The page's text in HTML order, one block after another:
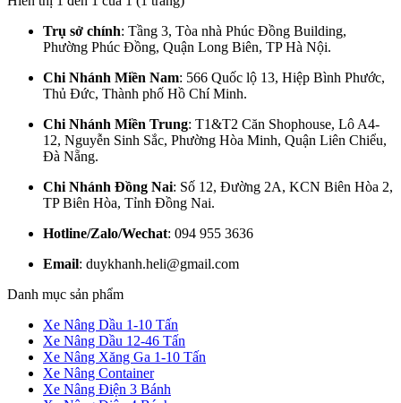
Trụ sở chính: Tầng 3, Tòa nhà Phúc Đồng Building,
Phường Phúc Đồng, Quận Long Biên, TP Hà Nội.
Chi Nhánh Miền Nam: 566 Quốc lộ 13, Hiệp Bình Phước,
Thủ Đức, Thành phố Hồ Chí Minh.
Chi Nhánh Miền Trung: T1&T2 Căn Shophouse, Lô A4-
12, Nguyễn Sinh Sắc, Phường Hòa Minh, Quận Liên Chiểu,
Đà Nẵng.
Chi Nhánh Đồng Nai: Số 12, Đường 2A, KCN Biên Hòa 2,
TP Biên Hòa, Tỉnh Đồng Nai.
Hotline/Zalo/Wechat: 094 955 3636
Email: duykhanh.heli@gmail.com
Danh mục sản phẩm
Xe Nâng Dầu 1-10 Tấn
Xe Nâng Dầu 12-46 Tấn
Xe Nâng Xăng Ga 1-10 Tấn
Xe Nâng Container
Xe Nâng Điện 3 Bánh